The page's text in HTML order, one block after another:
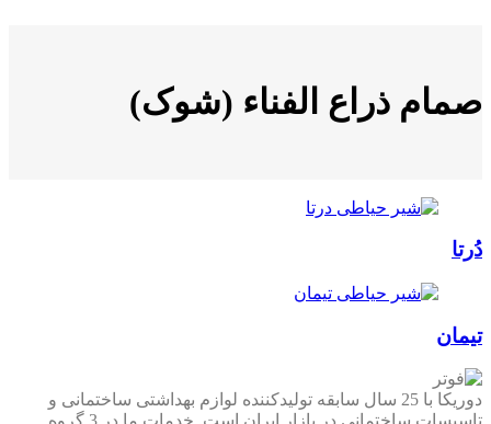
صمام ذراع الفناء (شوک)
دُرتا
تیمان
دوریکا با 25 سال سابقه تولیدکننده لوازم بهداشتی ساختمانی و